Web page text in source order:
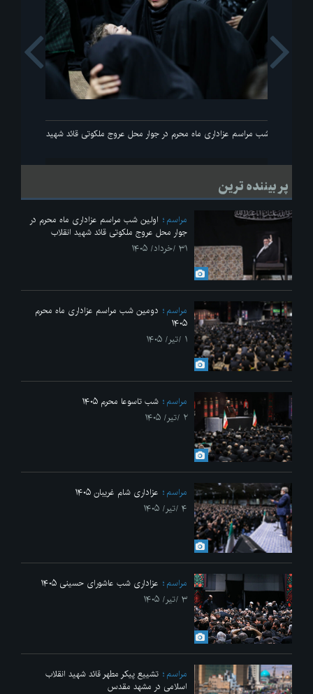
اولین شب مراسم عزاداری ماه محرم در جوار محل عروج ملکوتی قائد شهید انقلاب
Next
پر بیننده ترین
مراسم
اولین شب مراسم عزاداری ماه محرم در
جوار محل عروج ملکوتی قائد شهید انقلاب
۳۱ /خرداد/ ۱۴۰۵
مراسم
دومین شب مراسم عزاداری ماه محرم
۱۴۰۵
۱ /تیر/ ۱۴۰۵
مراسم
شب تاسوعا محرم ۱۴۰۵
۲ /تیر/ ۱۴۰۵
مراسم
عزاداری شام غریبان ۱۴۰۵
۴ /تیر/ ۱۴۰۵
مراسم
عزاداری شب عاشورای حسینی ۱۴۰۵
۳ /تیر/ ۱۴۰۵
مراسم
تشییع پیکر مطهر قائد شهید انقلاب
اسلامی در مشهد مقدس